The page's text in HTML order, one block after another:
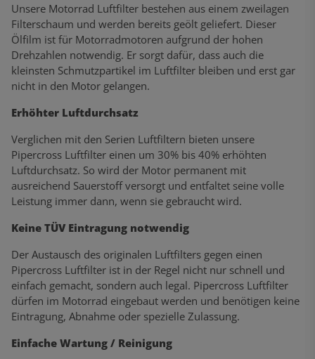
Unsere Motorrad Luftfilter bestehen aus einem zweilagen
Filterschaum und werden bereits geölt geliefert. Dieser
Ölfilm ist für Motorradmotoren aufgrund der hohen
Drehzahlen notwendig. Er sorgt dafür, dass auch die
kleinsten Schmutzpartikel im Luftfilter bleiben und erst gar
nicht in den Motor gelangen.
Erhöhter Luftdurchsatz
Verglichen mit den Serien Luftfiltern bieten unsere
Pipercross Luftfilter einen um 30% bis 40% erhöhten
Luftdurchsatz. So wird der Motor permanent mit
ausreichend Sauerstoff versorgt und entfaltet seine volle
Leistung immer dann, wenn sie gebraucht wird.
Keine TÜV Eintragung notwendig
Der Austausch des originalen Luftfilters gegen einen
Pipercross Luftfilter ist in der Regel nicht nur schnell und
einfach gemacht, sondern auch legal. Pipercross Luftfilter
dürfen im Motorrad eingebaut werden und benötigen keine
Eintragung, Abnahme oder spezielle Zulassung.
Einfache Wartung / Reinigung